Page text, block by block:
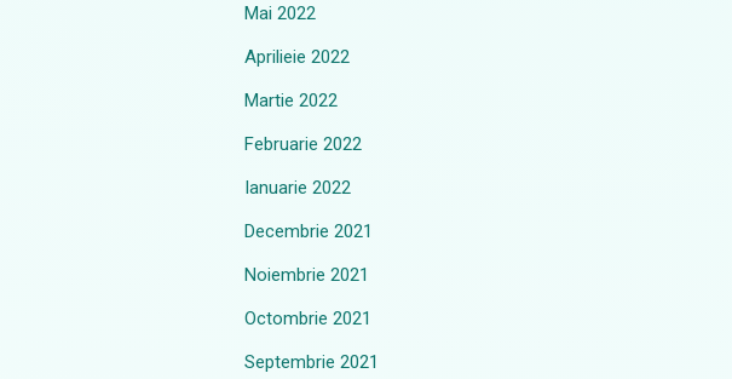
Mai 2022
Aprilieie 2022
Martie 2022
Februarie 2022
Ianuarie 2022
Decembrie 2021
Noiembrie 2021
Octombrie 2021
Septembrie 2021